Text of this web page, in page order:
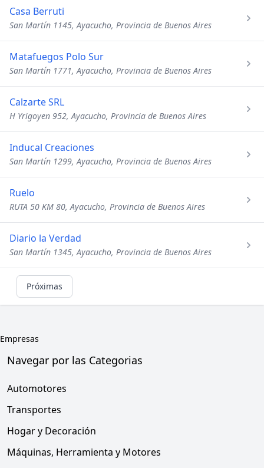
Casa Berruti
San Martín 1145, Ayacucho, Provincia de Buenos Aires
Matafuegos Polo Sur
San Martín 1771, Ayacucho, Provincia de Buenos Aires
Calzarte SRL
H Yrigoyen 952, Ayacucho, Provincia de Buenos Aires
Inducal Creaciones
San Martín 1299, Ayacucho, Provincia de Buenos Aires
Ruelo
RUTA 50 KM 80, Ayacucho, Provincia de Buenos Aires
Diario la Verdad
San Martín 1345, Ayacucho, Provincia de Buenos Aires
Próximas
Empresas
Navegar por las Categorias
Automotores
Transportes
Hogar y Decoración
Máquinas, Herramienta y Motores